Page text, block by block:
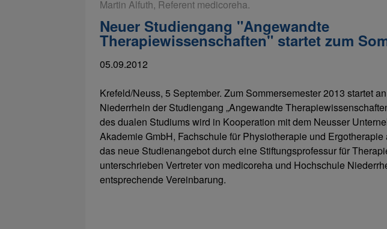
Martin Alfuth, Referent medicoreha.
Neuer Studiengang "Angewandte
Therapiewissenschaften" startet zum
05.09.2012
Krefeld/Neuss, 5 September. Zum Sommersemester 2013 startet
Niederrhein der Studiengang „Angewandte
des dualen Studiums wird in Kooperation mit dem Neusser
Akademie GmbH, Fachschule für Physiotherapie und
das neue Studienangebot durch eine Stiftungsprofessur für
unterschrieben Vertreter von medicoreha und Hochschule
entsprechende Vereinbarung.